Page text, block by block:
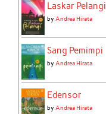
Laskar Pelangi
byAndrea Hirata
Sang Pemimpi
byAndrea Hirata
Edensor
byAndrea Hirata